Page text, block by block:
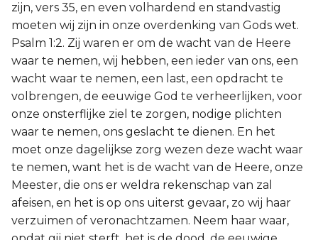
zijn, vers 35, en even volhardend en standvastig
moeten wij zijn in onze overdenking van Gods wet.
Psalm 1:2. Zij waren er om de wacht van de Heere
waar te nemen, wij hebben, een ieder van ons, een
wacht waar te nemen, een last, een opdracht te
volbrengen, de eeuwige God te verheerlijken, voor
onze onsterflijke ziel te zorgen, nodige plichten
waar te nemen, ons geslacht te dienen. En het
moet onze dagelijkse zorg wezen deze wacht waar
te nemen, want het is de wacht van de Heere, onze
Meester, die ons er weldra rekenschap van zal
afeisen, en het is op ons uiterst gevaar, zo wij haar
verzuimen of veronachtzamen. Neem haar waar,